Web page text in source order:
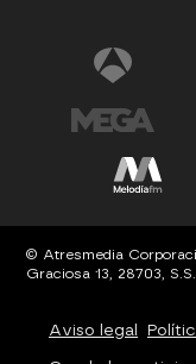
© Atresmedia
Graciosa 13, 28703,
Aviso legal